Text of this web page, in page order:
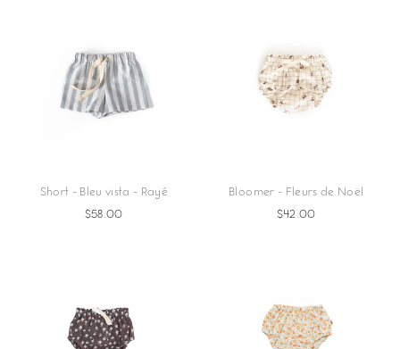
Short - Bleu vista - Rayé
$58.00
Bloomer - Fleurs de Noël
$42.00